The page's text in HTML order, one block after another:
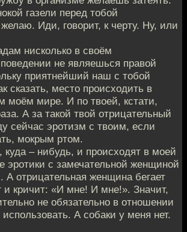
газели перед тобой
Иди, говорит, к черту. Ну, или
нисколько в своём
не являешься правой
приятнейший наш с тобой
сказать, место происходить в
моём мире. И по твоей, кстати,
А за такой твой отрицательный
сейчас эротизм с твоим, если
мокрым ртом.
– нибудь, и происходят в моей
эротики с замечательной женщиной
отрицательная женщина бегает
и кричит: «И мне! И мне!». Значит,
не обязательно в отношении
А собаки у меня нет.